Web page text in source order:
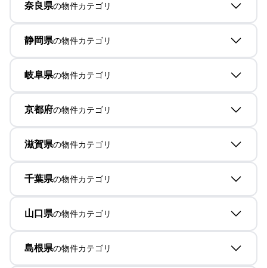
奈良県の物件カテゴリ
静岡県の物件カテゴリ
岐阜県の物件カテゴリ
京都府の物件カテゴリ
滋賀県の物件カテゴリ
千葉県の物件カテゴリ
山口県の物件カテゴリ
島根県の物件カテゴリ